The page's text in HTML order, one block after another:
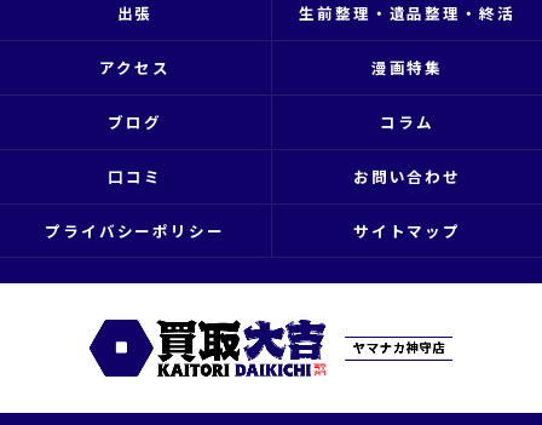
出張 生前整理・遺品整理・終活
アクセス 漫画特集
ブログ コラム
口コミ お問い合わせ
プライバシーポリシー サイトマップ